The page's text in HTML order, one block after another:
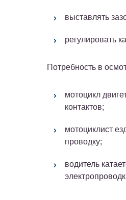
выставлять
регулировать
Потребность в
мотоцикл
контактов;
мотоциклист
проводку;
водитель